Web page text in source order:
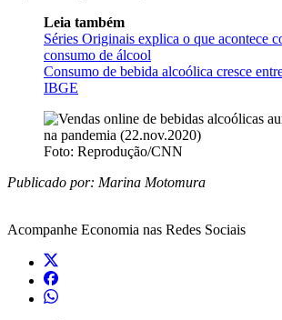
Leia também
Séries Originais explica o que acontece
consumo de álcool
Consumo de bebida alcoólica cresce
IBGE
Foto: Reprodução/CNN
Publicado por: Marina Motomura
Acompanhe Economia nas Redes Sociais